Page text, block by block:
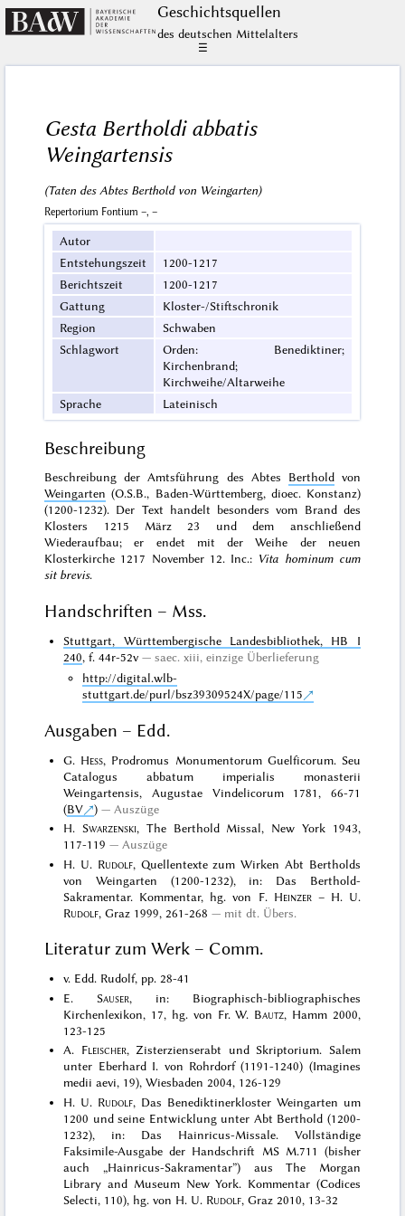
Geschichts­quellen
des deutschen Mittelalters
☰
Gesta Bertholdi abbatis
Weingartensis
(Taten des Abtes Berthold von Weingarten)
Repertorium Fontium –, –
Autor
Entstehungszeit
1200-1217
Berichtszeit
1200-1217
Gattung
Kloster-/Stiftschronik
Region
Schwaben
Schlagwort
Orden: Benediktiner;
Kirchenbrand;
Kirchweihe/Altarweihe
Sprache
Lateinisch
Beschreibung
Beschreibung der Amtsführung des Abtes Bertholdvon
Weingarten (O.S.B., Baden-Württemberg, dioec. Konstanz)
(1200-1232). Der Text handelt besonders vom Brand des
Klosters 1215 März 23 und dem anschließend
Wiederaufbau; er endet mit der Weihe der neuen
Klosterkirche 1217 November 12. Inc.: Vita hominum cum
sit brevis.
Handschriften – Mss.
Stuttgart, Württembergische Landesbibliothek, HB I
240, f. 44r-52v saec. xiii,einzige Überlieferung
http://digital.wlb-
stuttgart.de/purl/bsz39309524X/page/115
Ausgaben – Edd.
G. Hess, Prodromus Monumentorum Guelficorum. Seu
Catalogus abbatum imperialis monasterii
Weingartensis, Augustae Vindelicorum 1781, 66-71
(BV )
Auszüge
H. Swarzenski, The Berthold Missal, New York 1943,
117-119
Auszüge
H. U. Rudolf, Quellentexte zum Wirken Abt Bertholds
von Weingarten (1200-1232), in: Das Berthold-
Sakramentar. Kommentar, hg. von F. Heinzer– H. U.
Rudolf, Graz 1999, 261-268 mit dt. Übers.
Literatur zum Werk – Comm.
v. Edd. Rudolf, pp. 28-41
E. Sauser, in: Biographisch-bibliographisches
Kirchenlexikon, 17, hg. von Fr. W. Bautz, Hamm 2000,
123-125
A. Fleischer, Zisterzienserabt und Skriptorium. Salem
unter Eberhard I. von Rohrdorf (1191-1240) (Imagines
medii aevi, 19), Wiesbaden 2004, 126-129
H. U. Rudolf, Das Benediktinerkloster Weingarten um
1200 und seine Entwicklung unter Abt Berthold (1200-
1232), in: Das Hainricus-Missale. Vollständige
Faksimile-Ausgabe der Handschrift MS M.711 (bisher
auch „Hainricus-Sakramentar”) aus The Morgan
Library and Museum New York. Kommentar (Codices
Selecti, 110), hg. von H. U. Rudolf, Graz 2010, 13-32